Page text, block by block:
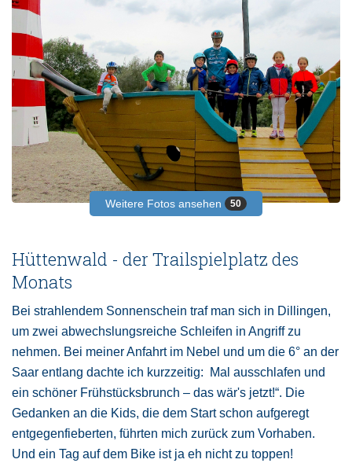
Weitere Fotos ansehen 50
Hüttenwald - der Trailspielplatz des
Monats
Bei strahlendem Sonnenschein traf man sich in Dillingen,
um zwei abwechslungsreiche Schleifen in Angriff zu
nehmen. Bei meiner Anfahrt im Nebel und um die 6° an der
Saar entlang dachte ich kurzzeitig: Mal ausschlafen und
ein schöner Frühstücksbrunch – das wär's jetzt!“. Die
Gedanken an die Kids, die dem Start schon aufgeregt
entgegenfieberten, führten mich zurück zum Vorhaben.
Und ein Tag auf dem Bike ist ja eh nicht zu toppen!